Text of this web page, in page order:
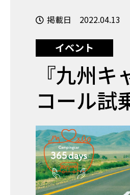
掲載日 2022.04.13
イベント
『九州
コール試